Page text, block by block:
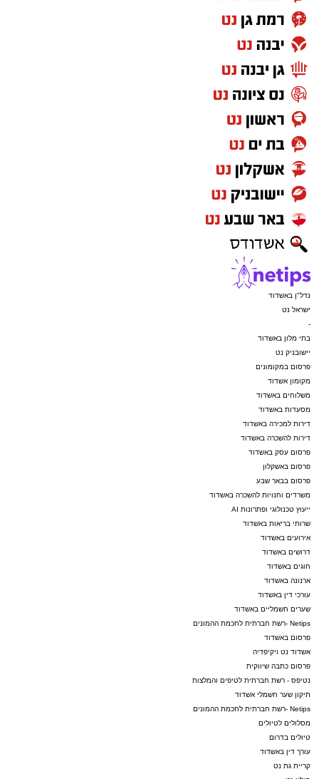
נדל"ן באשדוד
ישראל נט
-
בתי מלון באשדוד
יישובניק נט
פרסום במקומונים
מקומון אשדוד
משלוחים באשדוד
מסעדות באשדוד
דירות למכירה באשדוד
דירות להשכרה באשדוד
פרסום עסק באשדוד
פרסום באשקלון
פרסום בבאר שבע
משרדים וחנויות להשכרה באשדוד
ייעוץ טכנולוגי ופתרונות AI
שרותי בריאות באשדוד
אירועים באשדוד
דרושים באשדוד
חוגים באשדוד
ארנונה באשדוד
עורכי דין באשדוד
שערים חשמליים באשדוד
Netips -רשת חברתית לחכמת ההמונים
פרסום באשדוד
אשדוד נט ויקיפדיה
פרסום כתבה שיווקית
נטיפס - רשת חברתית לטיפים והמלצות
תיקון שער חשמלי אשדוד
Netips -רשת חברתית לחכמת ההמונים
מסלולים לטיולים
טיולים בדרום
עורך דין באשדוד
קריית גת נט